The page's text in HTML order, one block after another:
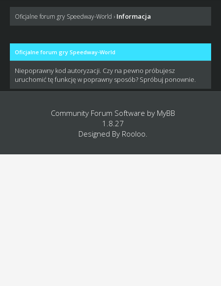
Oficjalne forum gry Speedway-World › Informacja
Oficjalne forum gry Speedway-World
Niepoprawny kod autoryzacji. Czy na pewno próbujesz
uruchomić tę funkcję w poprawny sposób? Spróbuj ponownie.
Community Forum Software by MyBB
1.8.27
Designed By Rooloo.